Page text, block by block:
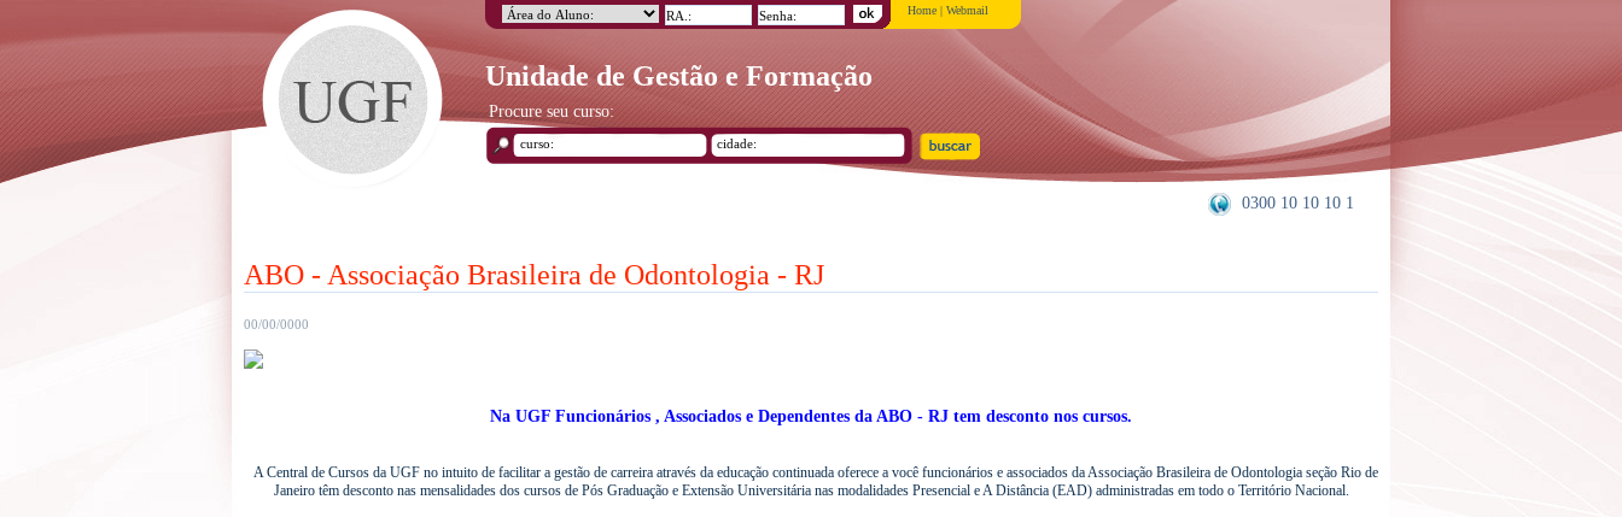
Unidade de Gestão e Formação
Home | Webmail
Procure seu curso:
0300 10 10 10 1
ABO - Associação Brasileira de Odontologia - RJ
00/00/0000
Na UGF Funcionários , Associados e Dependentes da ABO - RJ tem desconto nos cursos.
A Central de Cursos da UGF no intuito de facilitar a gestão de carreira através da educação continuada oferece a você funcionários e associados da Associação Brasileira de Odontologia seção Rio de
Janeiro têm desconto nas mensalidades dos cursos de Pós Graduação e Extensão Universitária nas modalidades Presencial e A Distância (EAD) administradas em todo o Território Nacional.